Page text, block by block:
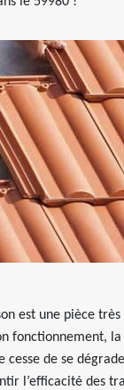
est une pièce
fonctionnement,
cesse de se
l’efficacité des